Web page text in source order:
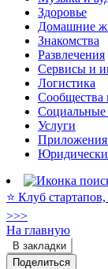
Здоровье
Домашние
Знакомства
Развлечения
Сервисы и
Логистика
Сообщества
Социальные
Услуги
Приложения
⭐️ Клуб
>>>
На главную
В закладки
Поделиться